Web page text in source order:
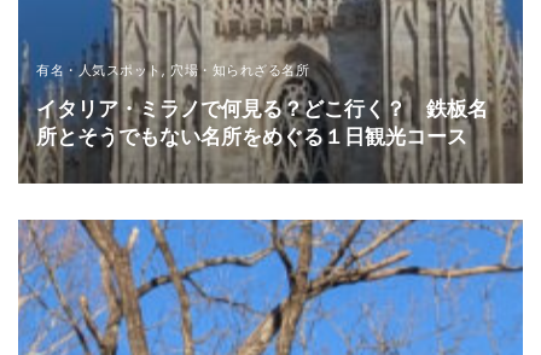
有名・人気スポット , 穴場・知られざる名所
イタリア・ミラノで何見る？どこ行く？ 鉄板名
所とそうでもない名所をめぐる１日観光コース